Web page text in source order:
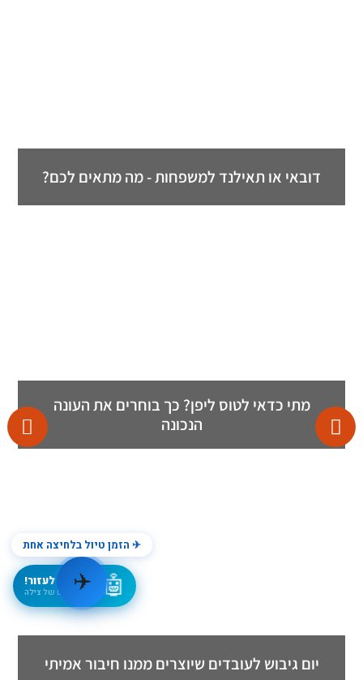
🤖 אני כאן לעזור!
● הסוכן החכם של צילה
דובאי או תאילנד למשפחות - מה מתאים לכם?
מתי כדאי לטוס ליפן? כך בוחרים את העונה
הנכונה
יום גיבוש לעובדים שיוצרים ממנו חיבור אמיתי
✈ הזמן טיול בלחיצה אחת
✈️